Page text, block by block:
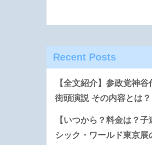
Recent Posts
【全文紹介】参政党神
街頭演説 その内容とは？
【いつから？料金は？
シック・ワールド東京